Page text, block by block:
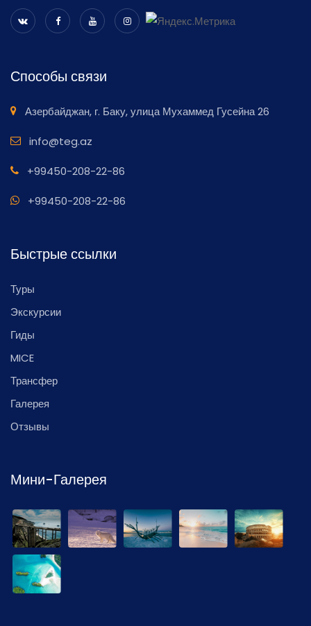
Способы связи
Азербайджан, г. Баку, улица Мухаммед Гусейна 26
info@teg.az
+99450-208-22-86
+99450-208-22-86
Быстрые ссылки
Туры
Экскурсии
Гиды
MICE
Трансфер
Галерея
Отзывы
Мини-Галерея